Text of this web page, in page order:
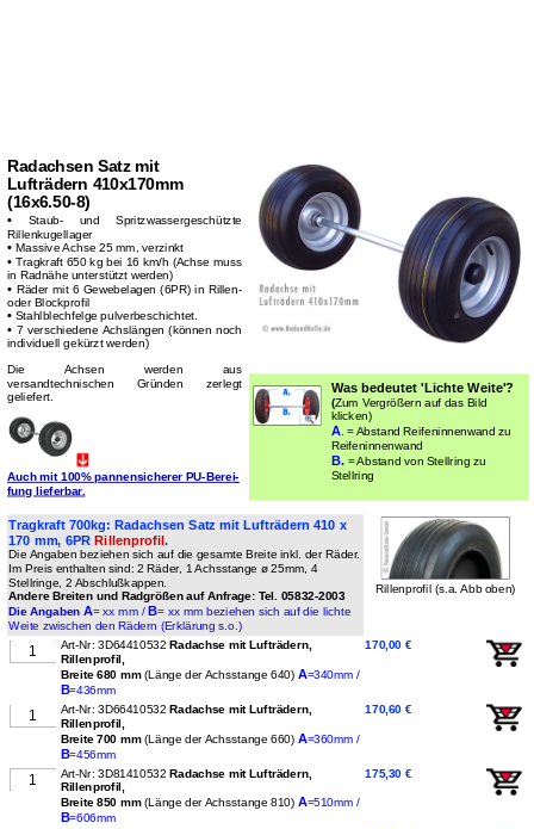
Radachsen Satz mit
Lufträdern 410x170mm
(16x6.50-8)
• Staub- und Spritzwassergeschützte
Rillenkugellager
• Massive Achse 25 mm, verzinkt
•Tragkraft 650 kg bei 16 km/h (Achse muss
in Radnähe unterstützt werden)
• Räder mit 6 Gewebelagen (6PR) in Rillen-
oder Blockprofil
• Stahlblechfelge pulverbeschichtet.
• 7 verschiedene Achslängen (können noch
individuell gekürzt werden)
Die Achsen werden aus
versandtechnischen Gründen zerlegt
geliefert.
Auch mit 100% pan­nen­sich­er­er PU-Be­rei­
fung lie­fer­bar.
Was bedeutet 'Lichte Weite'?
(Zum Vergrößern auf das Bild
klicken)
A. = Abstand Reifeninnenwand zu
Reifeninnenwand
B.= Abstand von Stellring zu
Stellring
Tragkraft 700kg: Radachsen Satz mit Lufträdern 410 x
170 mm, 6PRRillenprofil.
Die Angaben beziehen sich auf die gesamte Breite inkl. der Räder.
Im Preis enthalten sind: 2 Räder, 1 Achsstange ø 25mm, 4
Stellringe, 2 Abschlußkappen.
Andere Breiten und Radgrößen auf Anfrage: Tel. 05832-2003
Die AngabenA= xx mm / B= xx mm beziehen sich auf die lichte
Weite zwischen den Rädern (Erklärung s.o.)
Rillenprofil (s.a. Abb oben)
Art-Nr: 3D64410532Radachse mit Lufträdern,
Rillenprofil,
Breite 680 mm(Länge der Achsstange 640) A=340mm /
B=436mm
170,00 €
Art-Nr: 3D66410532Radachse mit Lufträdern,
Rillenprofil,
Breite 700 mm(Länge der Achsstange 660) A=360mm /
B=456mm
170,60 €
Art-Nr: 3D81410532 Radachse mit Lufträdern,
Rillenprofil,
Breite 850 mm(Länge der Achsstange 810) A=510mm /
B=606mm
175,30 €